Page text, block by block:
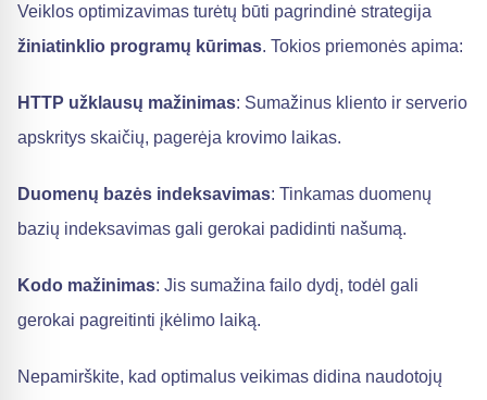
Veiklos optimizavimas turėtų būti pagrindinė strategija
žiniatinklio programų kūrimas. Tokios priemonės apima:
HTTP užklausų mažinimas: Sumažinus kliento ir serverio
apskritys skaičių, pagerėja krovimo laikas.
Duomenų bazės indeksavimas: Tinkamas duomenų
bazių indeksavimas gali gerokai padidinti našumą.
Kodo mažinimas: Jis sumažina failo dydį, todėl gali
gerokai pagreitinti įkėlimo laiką.
Nepamirškite, kad optimalus veikimas didina naudotojų